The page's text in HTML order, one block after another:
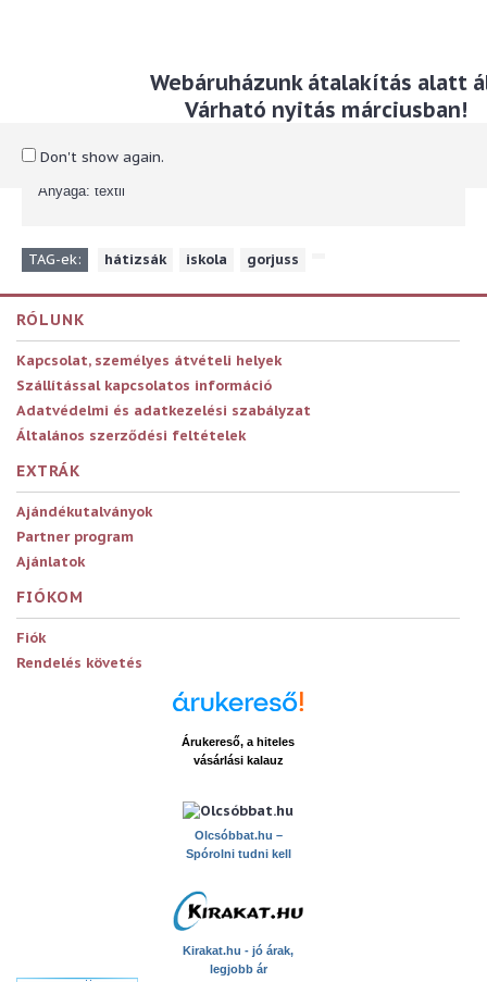
Webáruházunk átalakítás alatt
Várható nyitás márciusban!
Don't show again.
Hátizsák három különálló tárolórésszel és ergonómikusan
formázott párnás hátrésszel
Méret: 32 x 45 x 13,5 cm
Anyaga: textil
TAG-ek: hátizsák iskola gorjuss
RÓLUNK
Kapcsolat, személyes átvételi helyek
Szállítással kapcsolatos információ
Adatvédelmi és adatkezelési szabályzat
Általános szerződési feltételek
EXTRÁK
Ajándékutalványok
Partner program
Ajánlatok
FIÓKOM
Fiók
Rendelés követés
Árukereső, a hiteles
vásárlási kalauz
Olcsóbbat.hu –
Spórolni tudni kell
Kirakat.hu - jó árak,
legjobb ár